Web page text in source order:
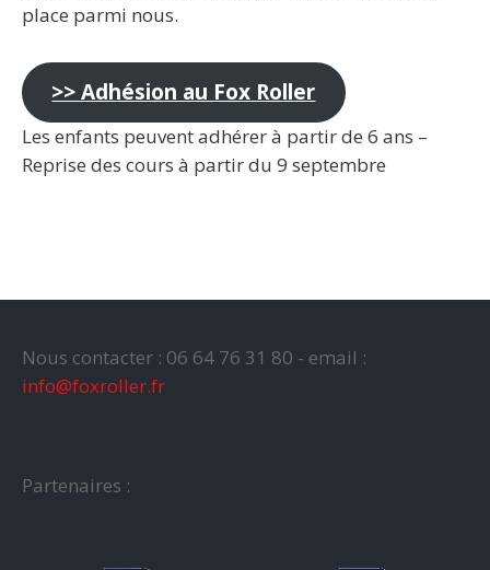
place parmi nous.
>> Adhésion au Fox Roller
Les enfants peuvent adhérer à partir de 6 ans –
Reprise des cours à partir du 9 septembre
Nous contacter : 06 64 76 31 80 - email :
info@foxroller.fr
Partenaires :